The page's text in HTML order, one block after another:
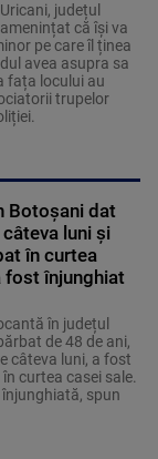
județul
că își va
pe care îl ținea
avea asupra sa
fața locului au
trupelor
Botoșani dat
luni și
în curtea
fost înjunghiat
în județul
de 48 de ani,
câteva luni, a fost
curtea casei sale.
spun